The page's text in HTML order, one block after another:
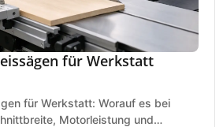
für Werkstatt
für Werkstatt: Worauf es bei
Motorleistung und